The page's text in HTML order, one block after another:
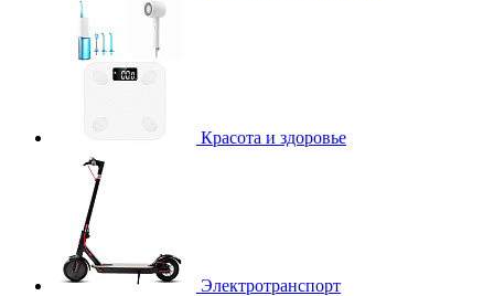
Красота и здоровье
Электротранспорт